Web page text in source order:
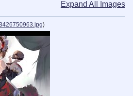
Expand All Images
)